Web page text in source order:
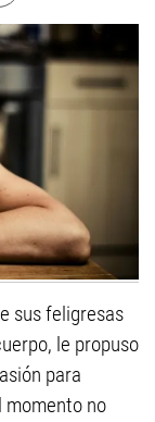
sus feligresas
le propuso
para
momento no